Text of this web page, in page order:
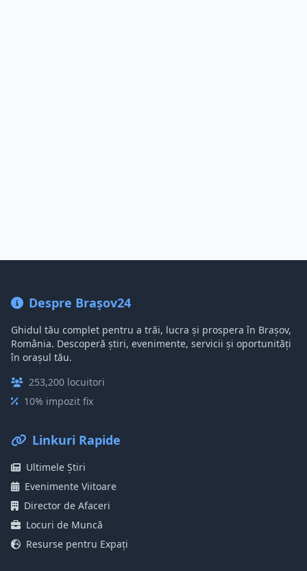
Despre Brașov24
Ghidul tău complet pentru a trăi, lucra și prospera în Brașov,
România. Descoperă știri, evenimente, servicii și oportunități
în orașul tău.
253,200 locuitori
10% impozit fix
Linkuri Rapide
Ultimele Știri
Evenimente Viitoare
Director de Afaceri
Locuri de Muncă
Resurse pentru Expați